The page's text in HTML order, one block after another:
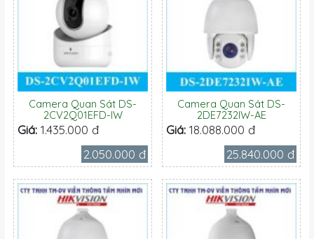
Camera Quan Sát DS-
2CV2Q01EFD-IW
Giá: 1.435.000 đ
2.050.000 đ
Camera Quan Sát DS-
2DE7232IW-AE
Giá: 18.088.000 đ
25.840.000 đ